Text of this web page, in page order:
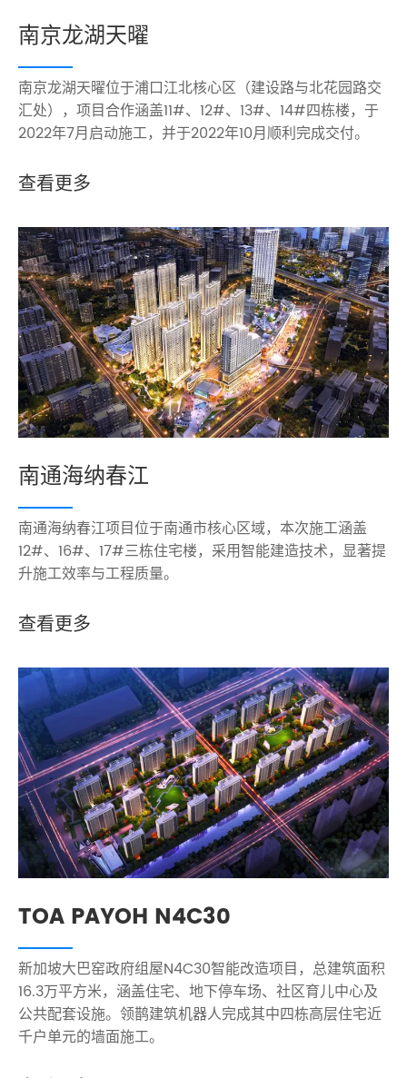
南京龙湖天曜
南京龙湖天曜位于浦口江北核心区（建设路与北花园路交
汇处），项目合作涵盖11#、12#、13#、14#四栋楼，于
2022年7月启动施工，并于2022年10月顺利完成交付。
查看更多
南通海纳春江
南通海纳春江项目位于南通市核心区域，本次施工涵盖
12#、16#、17#三栋住宅楼，采用智能建造技术，显著提
升施工效率与工程质量。
查看更多
TOA PAYOH N4C30
新加坡大巴窑政府组屋N4C30智能改造项目，总建筑面积
16.3万平方米，涵盖住宅、地下停车场、社区育儿中心及
公共配套设施。领鹊建筑机器人完成其中四栋高层住宅近
千户单元的墙面施工。